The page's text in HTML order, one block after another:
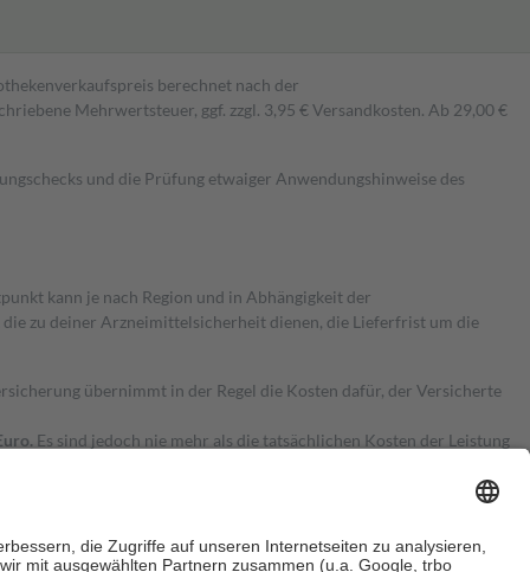
berechnet nach der
Mehrwertsteuer, ggf. zzgl. 3,95 € Versandkosten. Ab 29,00 €
und die Prüfung etwaiger Anwendungshinweise des
kann je nach Region und in Abhängigkeit der
zu deiner Arzneimittelsicherheit dienen, die Lieferfrist um die
übernimmt in der Regel die Kosten dafür, der Versicherte
Es sind jedoch nie mehr als die tatsächlichen Kosten der Leistung
Zuzahlungen an bei: